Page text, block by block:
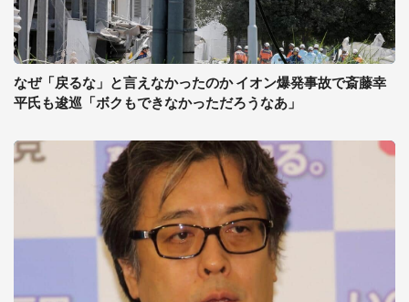
なぜ「戻るな」と言えなかったのか イオン爆発事故で斎藤幸
平氏も逡巡「ボクもできなかっただろうなあ」